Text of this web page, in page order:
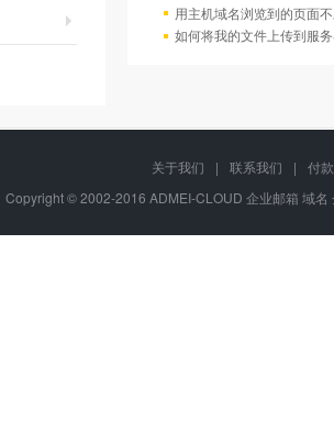
用主机域名浏览到的页面
如何将我的文件上传到服
关于我们 | 联系我们 |
付
Copyright © 2002-2016 ADMEI-CLOUD 企业邮箱 域